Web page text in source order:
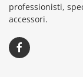
professionisti,
accessori.